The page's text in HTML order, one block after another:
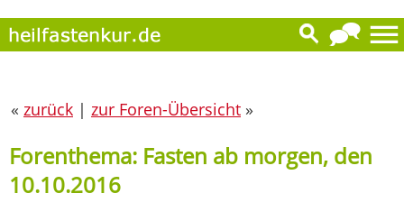
« zurück | zur Foren-Übersicht »
Forenthema: Fasten ab morgen, den
10.10.2016